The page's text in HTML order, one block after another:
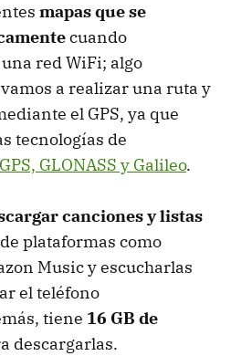
mapas que se
cuando
red WiFi; algo
a realizar una ruta y
el GPS, ya que
tecnologías de
GLONASS y Galileo.
canciones y listas
plataformas como
Music y escucharlas
el teléfono
tiene 16 GB de
descargarlas.